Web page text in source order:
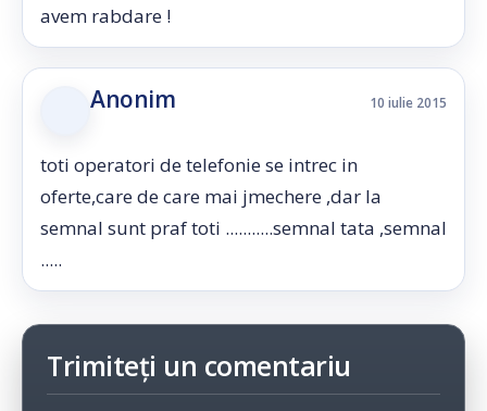
avem rabdare !
Anonim 10 iulie 2015
toti operatori de telefonie se intrec in
oferte,care de care mai jmechere ,dar la
semnal sunt praf toti ...........semnal tata ,semnal
.....
Trimiteți un comentariu